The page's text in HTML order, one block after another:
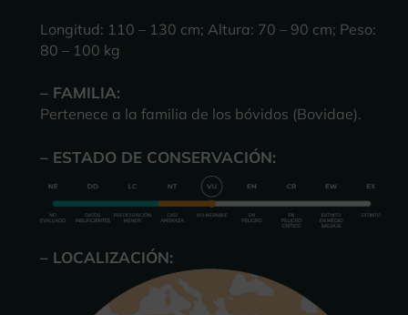
Longitud: 110 – 130 cm; Altura: 70 – 90 cm; Peso:
80 – 100 kg
– FAMILIA:
Pertenece a la familia de los bóvidos (Bovidae).
– ESTADO DE CONSERVACIÓN:
– LOCALIZACIÓN: